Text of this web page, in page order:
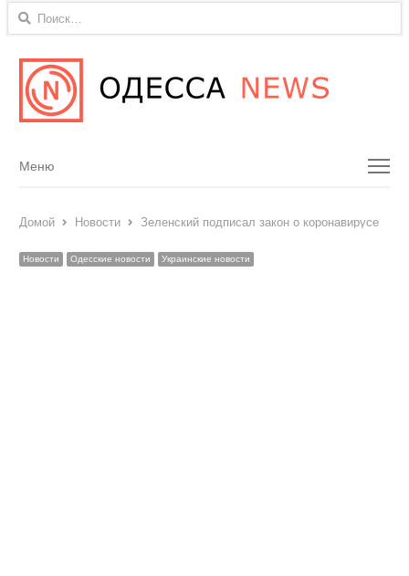
Найти:
Menu
Меню
Домой Новости Зеленский подписал закон о коронавирусе
Новости Одесские новости Украинские новости